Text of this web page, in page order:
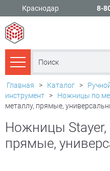
Краснодар 8-
Каталог товаров
Главная > Каталог >
инструмент > Ножницы по
металлу, прямые,
Ножницы Stayer,
прямые,